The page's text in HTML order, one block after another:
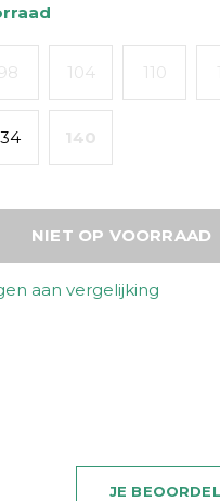
104 110
140
NIET OP VOORRAAD
aan vergelijking
JE